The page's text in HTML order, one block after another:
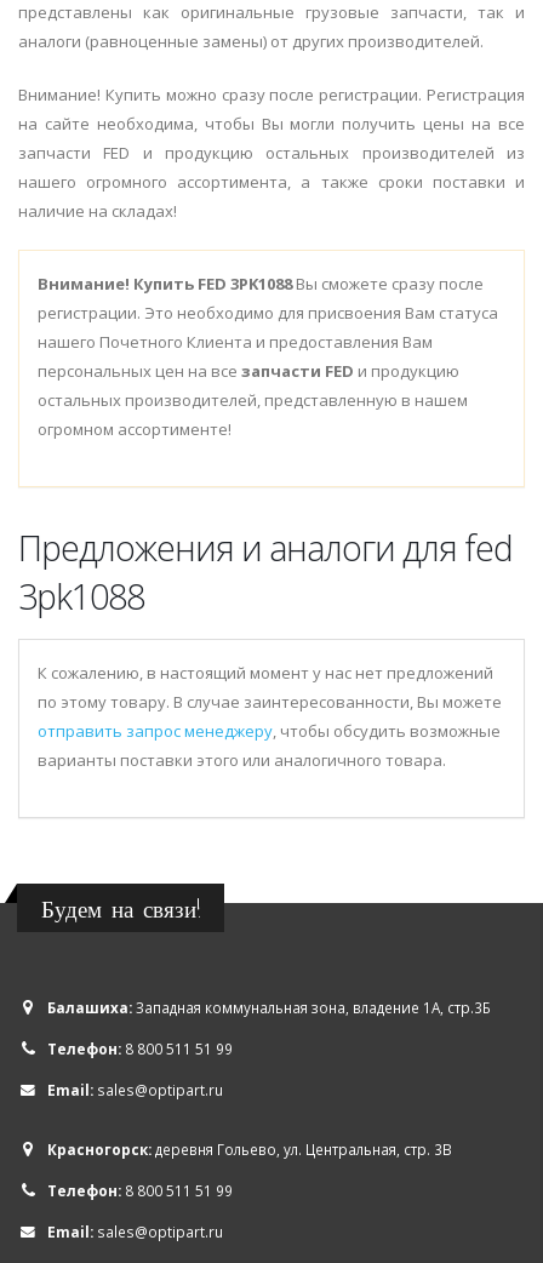
представлены как оригинальные грузовые запчасти, так и
аналоги (равноценные замены) от других производителей.
Внимание! Купить можно сразу после регистрации. Регистрация
на сайте необходима, чтобы Вы могли получить цены на все
запчасти FED и продукцию остальных производителей из
нашего огромного ассортимента, а также сроки поставки и
наличие на складах!
Внимание! Купить FED 3PK1088Вы сможете сразу после
регистрации. Это необходимо для присвоения Вам статуса
нашего Почетного Клиента и предоставления Вам
персональных цен на все запчасти FED и продукцию
остальных производителей, представленную в нашем
огромном ассортименте!
Предложения и аналоги для fed
3pk1088
К сожалению, в настоящий момент у нас нет предложений
по этому товару. В случае заинтересованности, Вы можете
отправить запрос менеджеру, чтобы обсудить возможные
варианты поставки этого или аналогичного товара.
Будем на связи!
Балашиха:Западная коммунальная зона, владение 1А, стр.3Б
Телефон: 8 800 511 51 99
Email: sales@optipart.ru
Красногорск:деревня Гольево, ул. Центральная, стр. 3В
Телефон: 8 800 511 51 99
Email: sales@optipart.ru